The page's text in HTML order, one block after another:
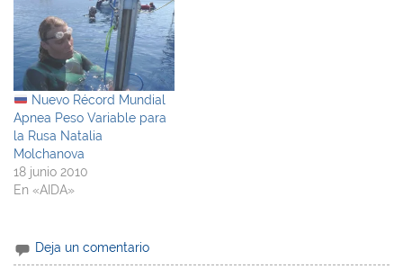
Nuevo Récord Mundial
Apnea Peso Variable para
la Rusa Natalia
Molchanova
18 junio 2010
En «AIDA»
Deja un comentario